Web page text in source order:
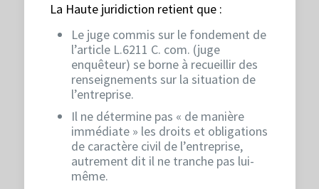
La Haute juridiction retient que :
Le juge commis sur le fondement de
l’article L.6211 C. com. (juge
enquêteur) se borne à recueillir des
renseignements sur la situation de
l’entreprise.
Il ne détermine pas « de manière
immédiate » les droits et obligations
de caractère civil de l’entreprise,
autrement dit il ne tranche pas lui-
même.